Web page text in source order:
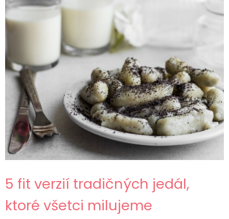
5 fit verzií tradičných jedál,
ktoré všetci milujeme